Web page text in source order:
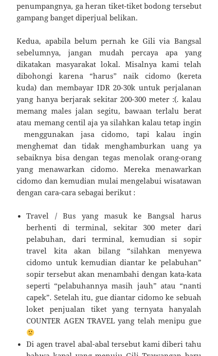
penumpangnya, ga heran tiket-tiket bodong tersebut
gampang banget diperjual belikan.
Kedua, apabila belum pernah ke Gili via Bangsal
sebelumnya, jangan mudah percaya apa yang
dikatakan masyarakat lokal. Misalnya kami telah
dibohongi karena “harus” naik cidomo (kereta
kuda) dan membayar IDR 20-30k untuk perjalanan
yang hanya berjarak sekitar 200-300 meter :(. kalau
memang males jalan segitu, bawaan terlalu berat
atau memang centil aja ya silahkan kalau tetap ingin
menggunakan jasa cidomo, tapi kalau ingin
menghemat dan tidak menghamburkan uang ya
sebaiknya bisa dengan tegas menolak orang-orang
yang menawarkan cidomo. Mereka menawarkan
cidomo dan kemudian mulai mengelabui wisatawan
dengan cara-cara sebagai berikut :
Travel / Bus yang masuk ke Bangsal harus
berhenti di terminal, sekitar 300 meter dari
pelabuhan, dari terminal, kemudian si sopir
travel kita akan bilang “silahkan menyewa
cidomo untuk kemudian diantar ke pelabuhan”
sopir tersebut akan menambahi dengan kata-kata
seperti “pelabuhannya masih jauh” atau “nanti
capek”. Setelah itu, gue diantar cidomo ke sebuah
loket penjualan tiket yang ternyata hanyalah
COUNTER AGEN TRAVEL yang telah menipu gue
Di agen travel abal-abal tersebut kami diberi tahu